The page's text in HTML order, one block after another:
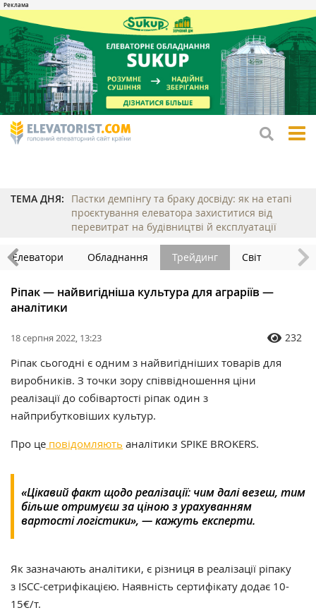
ТЕМА ДНЯ:
Пастки демпінгу та браку досвіду: як на етапі
проєктування елеватора захиститися від
перевитрат на будівництві й експлуатації
Елеватори Обладнання Трейдинг Світ
Ріпак — найвигідніша культура для аграріїв —
аналітики
18 серпня 2022, 13:23 232
Ріпак сьогодні є одним з найвигідніших товарів для
виробників. З точки зору співвідношення ціни
реалізації до собівартості ріпак один з
найприбутковіших культур.
Про це повідомляють аналітики SPIKE BROKERS.
«Цікавий факт щодо реалізації: чим далі везеш, тим
більше отримуєш за ціною з урахуванням
вартості логістики», — кажуть експерти.
Як зазначають аналітики, є різниця в реалізації ріпаку
з ISCC-сетрифікацією. Наявність сертифікату додає 10-
15€/т.